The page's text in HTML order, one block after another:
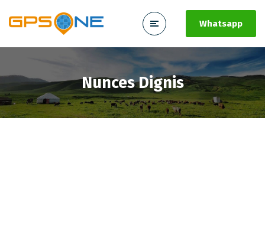
Whatsapp
Nunces Dignis